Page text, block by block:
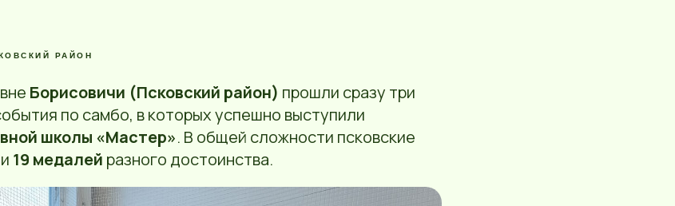
РАЙОН
Борисовичи (Псковский район) прошли сразу три
по самбо, в которых успешно выступили
школы «Мастер». В общей сложности псковские
19 медалей разного достоинства.